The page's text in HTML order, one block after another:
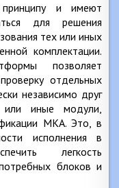
и имеют
для решения
тех или иных
комплектации.
позволяет
отдельных
независимо друг
или иные модули,
МКА. Это, в
исполнения в
легкость
блоков и